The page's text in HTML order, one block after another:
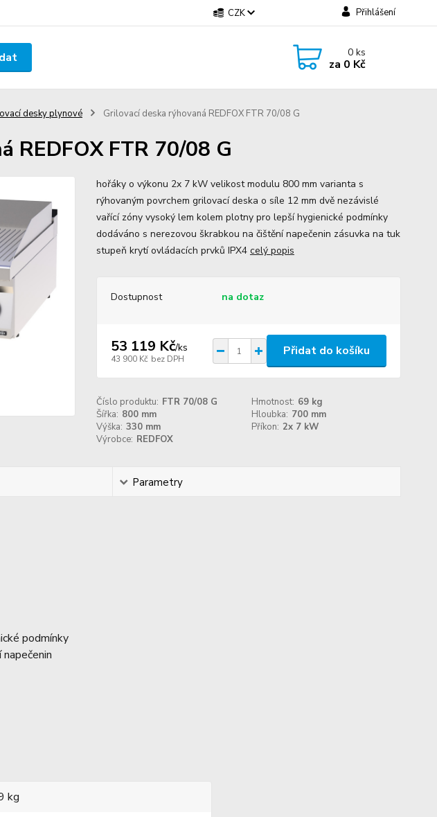
CZK Přihlášení
0ks
za 0 Kč
desky plynové Grilovací deska rýhovaná REDFOX FTR 70/08 G
REDFOX FTR 70/08 G
hořáky o výkonu 2x 7 kW velikost modulu 800 mm varianta s
rýhovaným povrchem grilovací deska o síle 12 mm dvě nezávislé
vařící zóny vysoký lem kolem plotny pro lepší hygienické podmínky
dodáváno s nerezovou škrabkou na čištění napečenin zásuvka na tuk
stupeň krytí ovládacích prvků IPX4 celý popis
Dostupnost na dotaz
53 119 Kč/ks
43 900 Kč bez DPH
Přidat do košíku
Číslo produktu: FTR 70/08 G Hmotnost: 69 kg
Šířka: 800 mm Hloubka: 700 mm
Výška: 330 mm Příkon: 2x 7 kW
Výrobce: REDFOX
Parametry
podmínky
kg